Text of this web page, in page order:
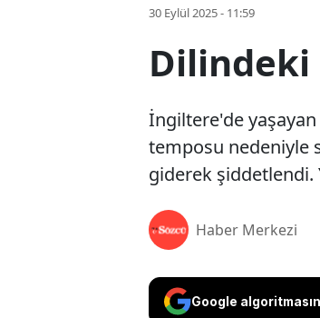
30 Eylül 2025 - 11:59
Dilindeki
İngiltere'de
temposu nedeniyle
giderek şiddetlendi.
Haber Merkezi
Google